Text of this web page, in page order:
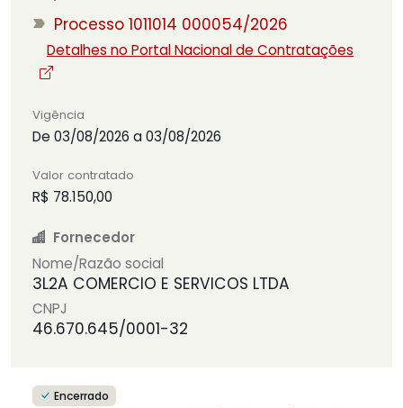
Processo 1011014 000054/2026
Detalhes no Portal Nacional de Contratações
Vigência
De 03/08/2026 a 03/08/2026
Valor contratado
R$ 78.150,00
Fornecedor
Nome/Razão social
3L2A COMERCIO E SERVICOS LTDA
CNPJ
46.670.645/0001-32
Encerrado